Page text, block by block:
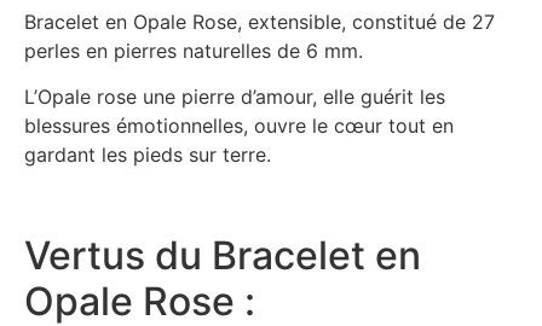
Bracelet en Opale Rose, extensible, constitué de 27
perles en pierres naturelles de 6 mm.
L’Opale rose une pierre d’amour, elle guérit les
blessures émotionnelles, ouvre le cœur tout en
gardant les pieds sur terre.
Vertus du Bracelet en
Opale Rose :